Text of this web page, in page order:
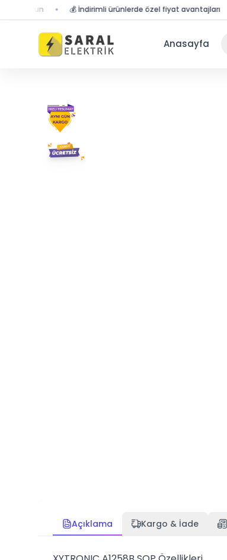
💰 İndirimli ürünlerde özel fiyat avantajları
Anasayfa
Açıklama Kargo & İade